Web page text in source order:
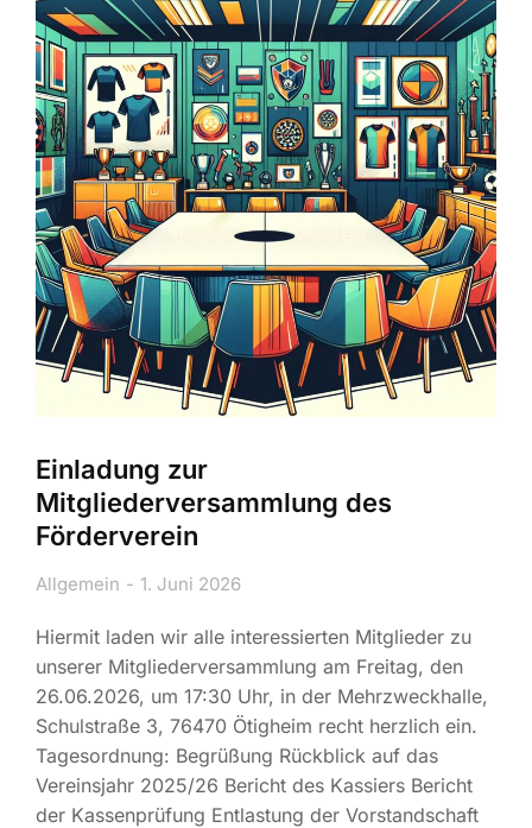
Einladung zur
Mitgliederversammlung des
Förderverein
Allgemein 1. Juni 2026
Hiermit laden wir alle interessierten Mitglieder zu
unserer Mitgliederversammlung am Freitag, den
26.06.2026, um 17:30 Uhr, in der Mehrzweckhalle,
Schulstraße 3, 76470 Ötigheim recht herzlich ein.
Tagesordnung: Begrüßung Rückblick auf das
Vereinsjahr 2025/26 Bericht des Kassiers Bericht
der Kassenprüfung Entlastung der Vorstandschaft